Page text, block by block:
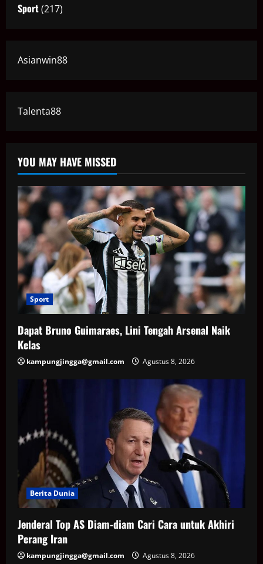
Sport(217)
Asianwin88
Talenta88
YOU MAY HAVE MISSED
Sport
Dapat Bruno Guimaraes, Lini Tengah Arsenal Naik
Kelas
kampungjingga@gmail.com Agustus 8, 2026
Berita Dunia
Jenderal Top AS Diam-diam Cari Cara untuk Akhiri
Perang Iran
kampungjingga@gmail.com Agustus 8, 2026